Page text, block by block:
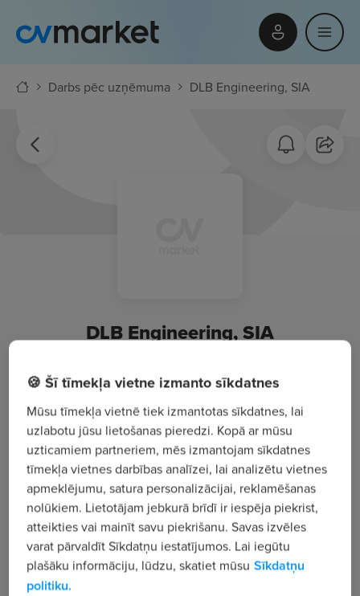
Darbs pēc uzņēmuma DLB Engineering, SIA
DLB Engineering, SIA
Filozofu iela 61, Jelgava
Apskatīt visus sludinājumus
Uzņēmuma apraksts
823
Skatījumu skaits
🍪 Šī tīmekļa vietne izmanto sīkdatnes
Mūsu tīmekļa vietnē tiek izmantotas sīkdatnes, lai
uzlabotu jūsu lietošanas pieredzi. Kopā ar mūsu
uzticamiem partneriem, mēs izmantojam sīkdatnes
tīmekļa vietnes darbības analīzei, lai analizētu vietnes
apmeklējumu, satura personalizācijai, reklamēšanas
nolūkiem. Lietotājam jebkurā brīdī ir iespēja piekrist,
atteikties vai mainīt savu piekrišanu. Savas izvēles
varat pārvaldīt Sīkdatņu iestatījumos. Lai iegūtu
plašāku informāciju, lūdzu, skatiet mūsu Sīkdatņu
politiku.